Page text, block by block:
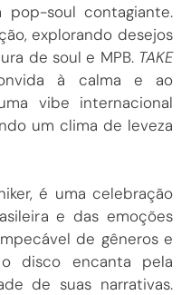
pop-soul contagiante.
explorando desejos
de soul e MPB. TAKE
à calma e ao
vibe internacional
um clima de leveza
é uma celebração
e das emoções
de gêneros e
o disco encanta pela
de suas narrativas.